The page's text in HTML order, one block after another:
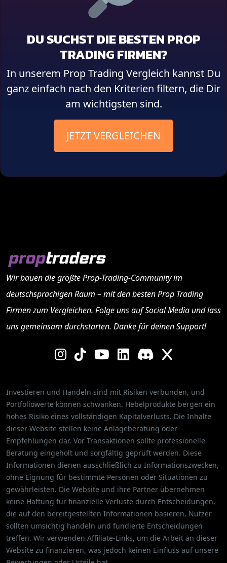
DU SUCHST DIE BESTEN PROP
TRADING FIRMEN?
In unserem Prop Trading Vergleich kannst Du
ganz einfach nach den Kriterien filtern, die Dir
am wichtigsten sind.
JETZT VERGLEICHEN
Wir bauen die größte Prop-Trading-Community im
deutschsprachigen Raum – mit den bestenProp Trading
Firmenzum Vergleichen. Folge uns auf Social Media und lass
uns gemeinsam durchstarten. Danke für deinen Support!
Investieren und Handeln sind mit Risiken verbunden, und
Portfoliowerte können schwanken. Hebelprodukte bergen ein
hohes Risiko eines vollständigen Kapitalverlusts. Die Inhalte
dieser Website stellen keine Anlageberatung oder
Empfehlungen dar. Vor Transaktionen sollte professionelle
Beratung eingeholt und sorgfältig geprüft werden. Diese
Informationen dienen ausschließlich zu Informationszwecken,
ohne Eignung für bestimmte Personen oder Situationen zu
gewährleisten. Die Website und ihre Partner übernehmen
keine Haftung für finanzielle Verluste durch Entscheidungen,
die auf den bereitgestellten Informationen basieren. Nutzer
sollten umsichtig handeln und fundierte Entscheidungen
treffen. Wir verwenden Affiliate-Links, um die Arbeit an dieser
Website zu finanzieren, was jedoch keinen Einfluss auf unsere